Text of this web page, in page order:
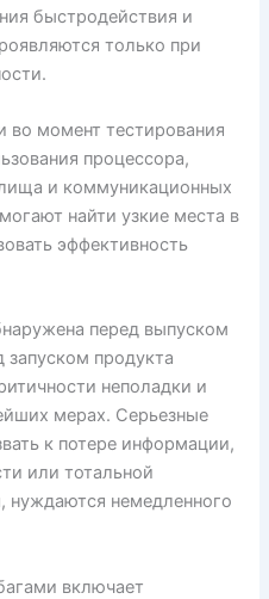
быстродействия и
только при
во момент тестирования
процессора,
и коммуникационных
найти узкие места в
эффективность
перед выпуском
продукта
неполадки и
мерах. Серьезные
к потере информации,
или тотальной
нуждаются немедленного
включает